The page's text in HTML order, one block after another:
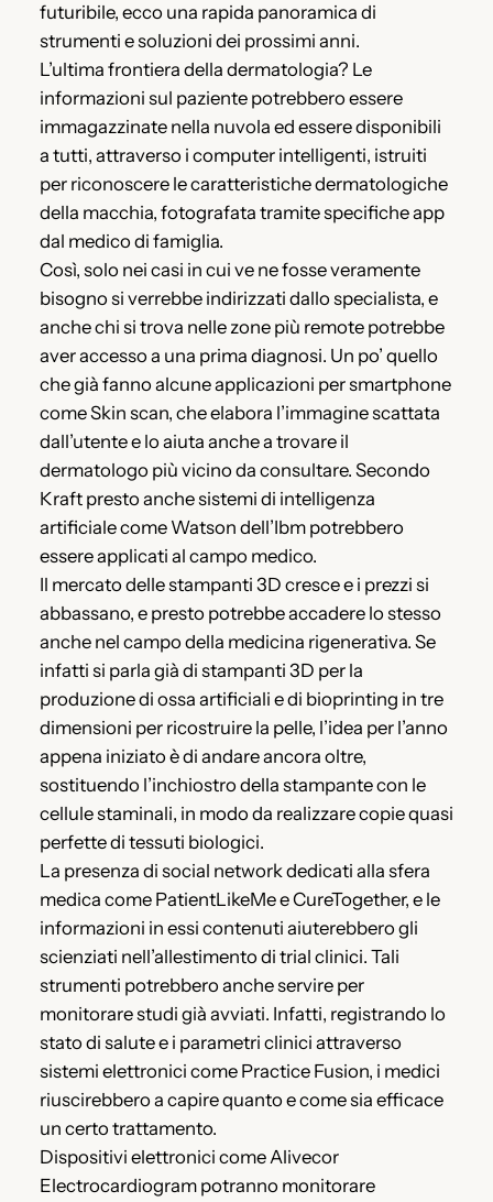
futuribile, ecco una rapida panoramica di
strumenti e soluzioni dei prossimi anni.
L’ultima frontiera della dermatologia? Le
informazioni sul paziente potrebbero essere
immagazzinate nella nuvola ed essere disponibili
a tutti, attraverso i computer intelligenti, istruiti
per riconoscere le caratteristiche dermatologiche
della macchia, fotografata tramite specifiche app
dal medico di famiglia.
Così, solo nei casi in cui ve ne fosse veramente
bisogno si verrebbe indirizzati dallo specialista, e
anche chi si trova nelle zone più remote potrebbe
aver accesso a una prima diagnosi. Un po’ quello
che già fanno alcune applicazioni per smartphone
come Skin scan, che elabora l’immagine scattata
dall’utente e lo aiuta anche a trovare il
dermatologo più vicino da consultare. Secondo
Kraft presto anche sistemi di intelligenza
artificiale come Watson dell’Ibm potrebbero
essere applicati al campo medico.
Il mercato delle stampanti 3D cresce e i prezzi si
abbassano, e presto potrebbe accadere lo stesso
anche nel campo della medicina rigenerativa. Se
infatti si parla già di stampanti 3D per la
produzione di ossa artificiali e di bioprinting in tre
dimensioni per ricostruire la pelle, l’idea per l’anno
appena iniziato è di andare ancora oltre,
sostituendo l’inchiostro della stampante con le
cellule staminali, in modo da realizzare copie quasi
perfette di tessuti biologici.
La presenza di social network dedicati alla sfera
medica come PatientLikeMe e CureTogether, e le
informazioni in essi contenuti aiuterebbero gli
scienziati nell’allestimento di trial clinici. Tali
strumenti potrebbero anche servire per
monitorare studi già avviati. Infatti, registrando lo
stato di salute e i parametri clinici attraverso
sistemi elettronici come Practice Fusion, i medici
riuscirebbero a capire quanto e come sia efficace
un certo trattamento.
Dispositivi elettronici come Alivecor
Electrocardiogram potranno monitorare